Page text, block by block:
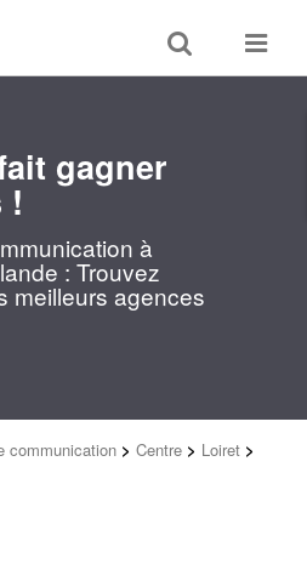
Toggle
search
Toggle
gagner
!
à
: Trouvez
meilleurs agences
communication > Centre > Loiret >